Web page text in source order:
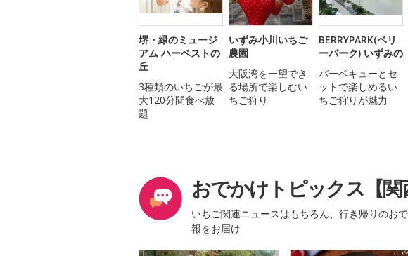
堺・緑のミュージ
アム ハーベストの
丘
3種類のいちごが最
大120分間食べ放
題
いずみ小川いちご
農園
大阪湾を一望でき
る場所で楽しむい
ちご狩り
BERRYPARK(ベリ
ーパーク) いずみの
バーベキューとセ
ットで楽しめるい
ちご狩りが魅力
おでかけトピックス【関
いちご関連ニュースはもちろん、行き帰りのお
報をお届け